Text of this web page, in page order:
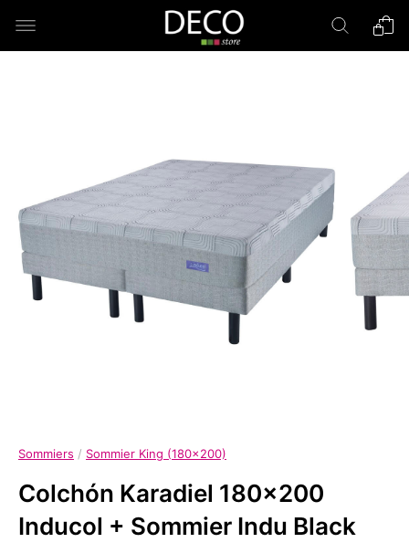
Sommiers / Sommier King (180x200)
Colchón Karadiel 180x200
Inducol + Sommier Indu Black